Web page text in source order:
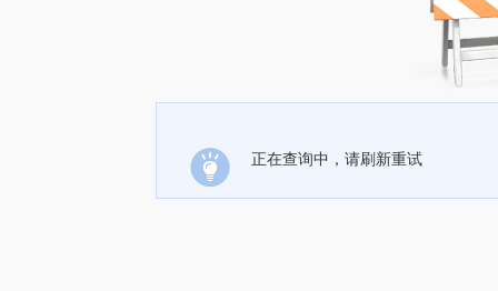
正在查询中，请刷新重试